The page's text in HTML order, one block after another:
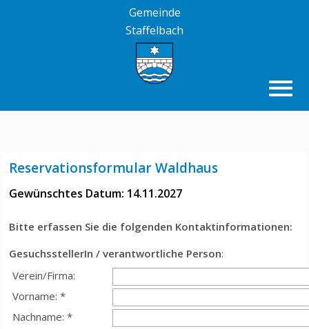
Gemeinde
Staffelbach
Reservationsformular Waldhaus
Gewünschtes Datum: 14.11.2027
Bitte erfassen Sie die folgenden Kontaktinformationen:
GesuchsstellerIn / verantwortliche Person:
Verein/Firma:
Vorname: *
Nachname: *